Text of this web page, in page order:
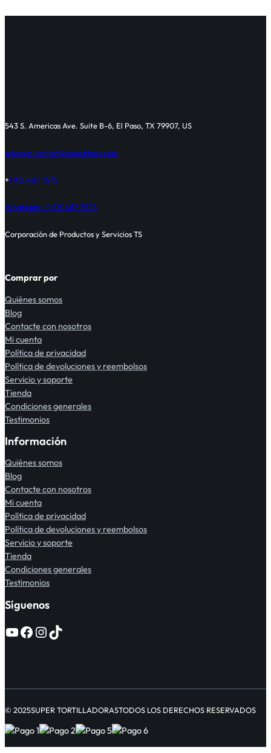
543 S. Americas Ave. Suite B-6, El Paso, TX 79907, US
sales@supertortillamachines.com
+1 915 487 7575
Whatsapp: +1 915 487 7575
Corporación de Productos y Servicios TS
Comprar por
Quiénes somos
Blog
Contacte con nosotros
Mi cuenta
Política de privacidad
Política de devoluciones y reembolsos
Servicio y soporte
Tienda
Condiciones generales
Testimonios
Información
Quiénes somos
Blog
Contacte con nosotros
Mi cuenta
Política de privacidad
Política de devoluciones y reembolsos
Servicio y soporte
Tienda
Condiciones generales
Testimonios
Síguenos
© 2025SUPER TORTILLADORASTODOS LOS DERECHOS RESERVADOS